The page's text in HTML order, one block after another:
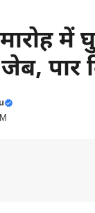
में
जेब,